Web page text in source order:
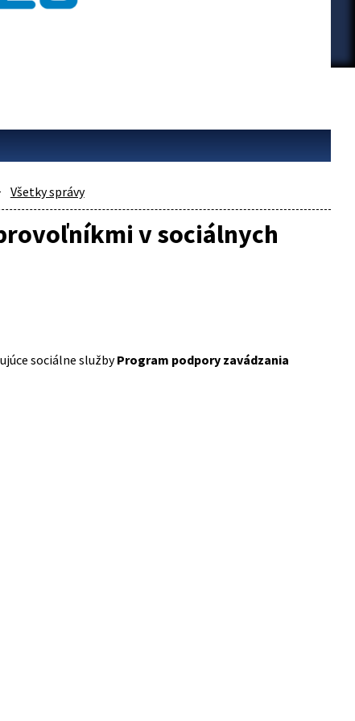
Všetky správy
v sociálnych
sociálne službyProgram podpory zavádzania